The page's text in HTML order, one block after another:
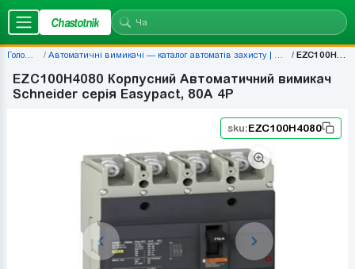
Chastotnik
Головна Автоматичні вимикачі — каталог автоматів захисту | Chastotnik.ua EZC100H4080
EZC100H4080 Корпусний Автоматичний вимикач
Schneider серія Easypact, 80A 4P
sku:EZC100H4080